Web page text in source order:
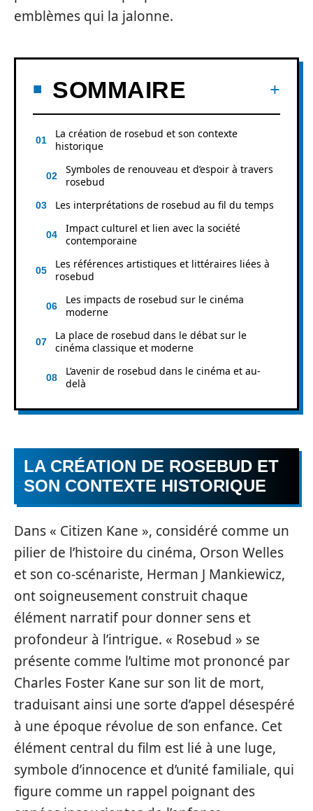
emblèmes qui la jalonne.
SOMMAIRE
La création de rosebud et son contexte
historique
Symboles de renouveau et d’espoir à travers
rosebud
Les interprétations de rosebud au fil du temps
Impact culturel et lien avec la société
contemporaine
Les références artistiques et littéraires liées à
rosebud
Les impacts de rosebud sur le cinéma
moderne
La place de rosebud dans le débat sur le
cinéma classique et moderne
L’avenir de rosebud dans le cinéma et au-
delà
LA CRÉATION DE ROSEBUD ET
SON CONTEXTE HISTORIQUE
Dans « Citizen Kane », considéré comme un
pilier de l’histoire du cinéma, Orson Welles
et son co-scénariste, Herman J Mankiewicz,
ont soigneusement construit chaque
élément narratif pour donner sens et
profondeur à l’intrigue. « Rosebud » se
présente comme l’ultime mot prononcé par
Charles Foster Kane sur son lit de mort,
traduisant ainsi une sorte d’appel désespéré
à une époque révolue de son enfance. Cet
élément central du film est lié à une luge,
symbole d’innocence et d’unité familiale, qui
figure comme un rappel poignant des